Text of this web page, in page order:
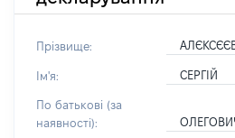
Прізвище:
Ім'я: СЕРГІЙ
По батькові (за
наявності):